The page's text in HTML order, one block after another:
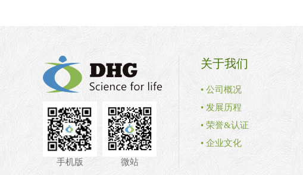
手机版 微站
关于我们
• 公司概况
• 发展历程
• 荣誉&认证
• 企业文化